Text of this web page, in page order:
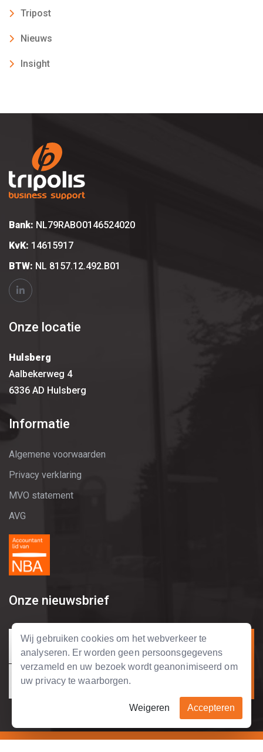
Wij gebruiken cookies om het webverkeer te
analyseren. Er worden geen persoonsgegevens
verzameld en uw bezoek wordt geanonimiseerd om
uw privacy te waarborgen.
Weigeren Accepteren
Tripost
Nieuws
Insight
Bank: NL79RABO0146524020
KvK: 14615917
BTW: NL 8157.12.492.B01
Onze locatie
Hulsberg
Aalbekerweg 4
6336 AD Hulsberg
Informatie
Algemene voorwaarden
Privacy verklaring
MVO statement
AVG
Onze nieuwsbrief